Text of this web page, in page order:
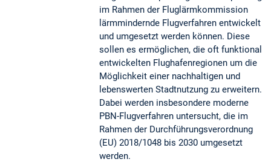
im Rahmen der Fluglärmkommission
lärmmindernde Flugverfahren entwickelt
und umgesetzt werden können. Diese
sollen es ermöglichen, die oft funktional
entwickelten Flughafenregionen um die
Möglichkeit einer nachhaltigen und
lebenswerten Stadtnutzung zu erweitern.
Dabei werden insbesondere moderne
PBN-Flugverfahren untersucht, die im
Rahmen der Durchführungsverordnung
(EU) 2018/1048 bis 2030 umgesetzt
werden.